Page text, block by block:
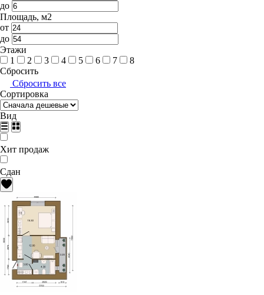
до
Площадь, м2
от
до
Этажи
1
2 3 4 5 6 7
8
Сбросить
Сбросить все
Сортировка
Вид
Хит продаж
Сдан